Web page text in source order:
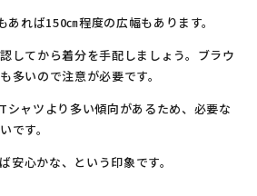
れば150㎝程度の広幅もあります。
してから着分を手配しましょう。ブラウ
多いので注意が必要です。
シャツより多い傾向があるため、必要な
です。
安心かな、という印象です。